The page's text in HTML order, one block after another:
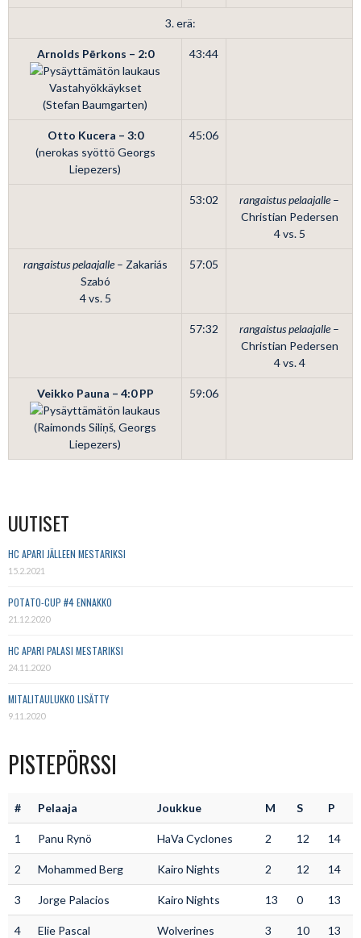
3. erä:
Arnolds Pērkons – 2:0
Vastahyökkäykset
(Stefan Baumgarten)
43:44
Otto Kucera – 3:0
(nerokas syöttö Georgs
Liepezers)
45:06
53:02 rangaistus pelaajalle–
Christian Pedersen
4 vs. 5
rangaistus pelaajalle– Zakariás
Szabó
4 vs. 5
57:05
57:32 rangaistus pelaajalle–
Christian Pedersen
4 vs. 4
Veikko Pauna – 4:0PP
(Raimonds Siliņš, Georgs
Liepezers)
59:06
UUTISET
HC APARI JÄLLEEN MESTARIKSI
15.2.2021
POTATO-CUP #4 ENNAKKO
21.12.2020
HC APARI PALASI MESTARIKSI
24.11.2020
MITALITAULUKKO LISÄTTY
9.11.2020
PISTEPÖRSSI
# Pelaaja Joukkue M S P
1 Panu Rynö HaVa Cyclones 2 12 14
2 Mohammed Berg Kairo Nights 2 12 14
3 Jorge Palacios Kairo Nights 13 0 13
4 Elie Pascal Wolverines 3 10 13